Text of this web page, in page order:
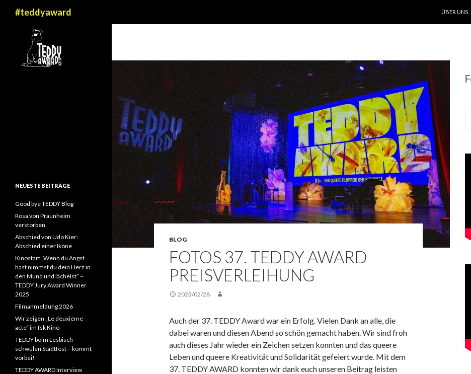
#teddyaward
ÜBER UNS
BLOG
FOTOS 37. TEDDY AWARD
PREISVERLEIHUNG
2023/02/28
Auch der 37. TEDDY Award war ein Erfolg. Vielen Dank an alle, die
dabei waren und diesen Abend so schön gemacht haben. Wir sind froh
auch dieses Jahr wieder ein Zeichen setzen konnten und das queere
Leben und queere Kreativität und Solidarität gefeiert wurde. Mit dem
37. TEDDY AWARD konnten wir dank euch unseren Beitrag leisten
NEUESTE BEITRÄGE
Good bye TEDDY Blog
Rosa von Praunheim
verstorben
Abschied von Udo Kier:
Abschied einer Ikone
Kinostart „Wenn du Angst
hast nimmst du dein Herz in
den Mund und lächelst“ –
TEDDY Jury Award Winner
2025
Filmanmeldung 2026
Wir zeigen „Le deuxième
acte“ im fsk Kino
TEDDY beim Lesbisch-
schwulen Stadtfest – kommt
vorbei!
TEDDY AWARD Interview